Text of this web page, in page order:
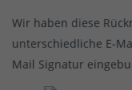
Wir haben diese
unterschiedliche E-
Mail Signatur